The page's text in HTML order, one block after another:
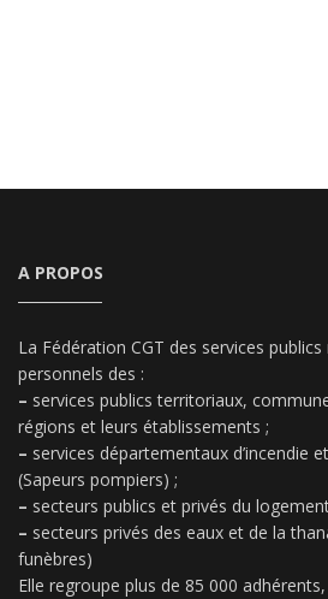
A PROPOS
La Fédération CGT des services
personnels des :
– services publics territoriaux,
régions et leurs établissements ;
– services départementaux d’incendie
(Sapeurs pompiers) ;
– secteurs publics et privés du
– secteurs privés des eaux et de la
funèbres)
Elle regroupe plus de 85 000